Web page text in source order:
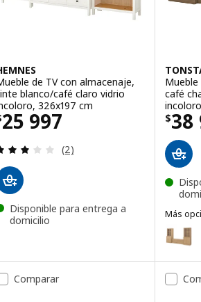
de TV con almacenaje,
blanco/café claro vidrio
326x197 cm
25 997$ 25997
Revisa: 3 de 5 estrellas.
(2)
Disponible para entrega a
domicilio
café
$38
Más
TONSTAD
Comparar